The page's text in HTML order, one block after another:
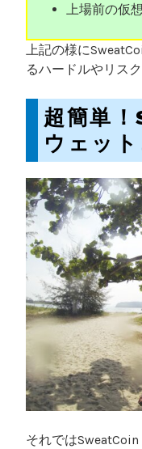
上場前の仮
上記の様に
るハードルやリス
超簡単
ウェッ
それでは